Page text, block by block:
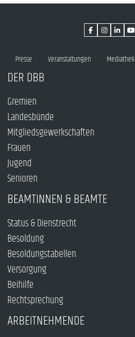
Presse Veranstaltungen Mediathek
DER DBB
Gremien
Landesbünde
Mitgliedsgewerkschaften
Frauen
Jugend
Senioren
BEAMTINNEN & BEAMTE
Status & Dienstrecht
Besoldung
Besoldungstabellen
Versorgung
Beihilfe
Rechtsprechung
ARBEITNEHMENDE